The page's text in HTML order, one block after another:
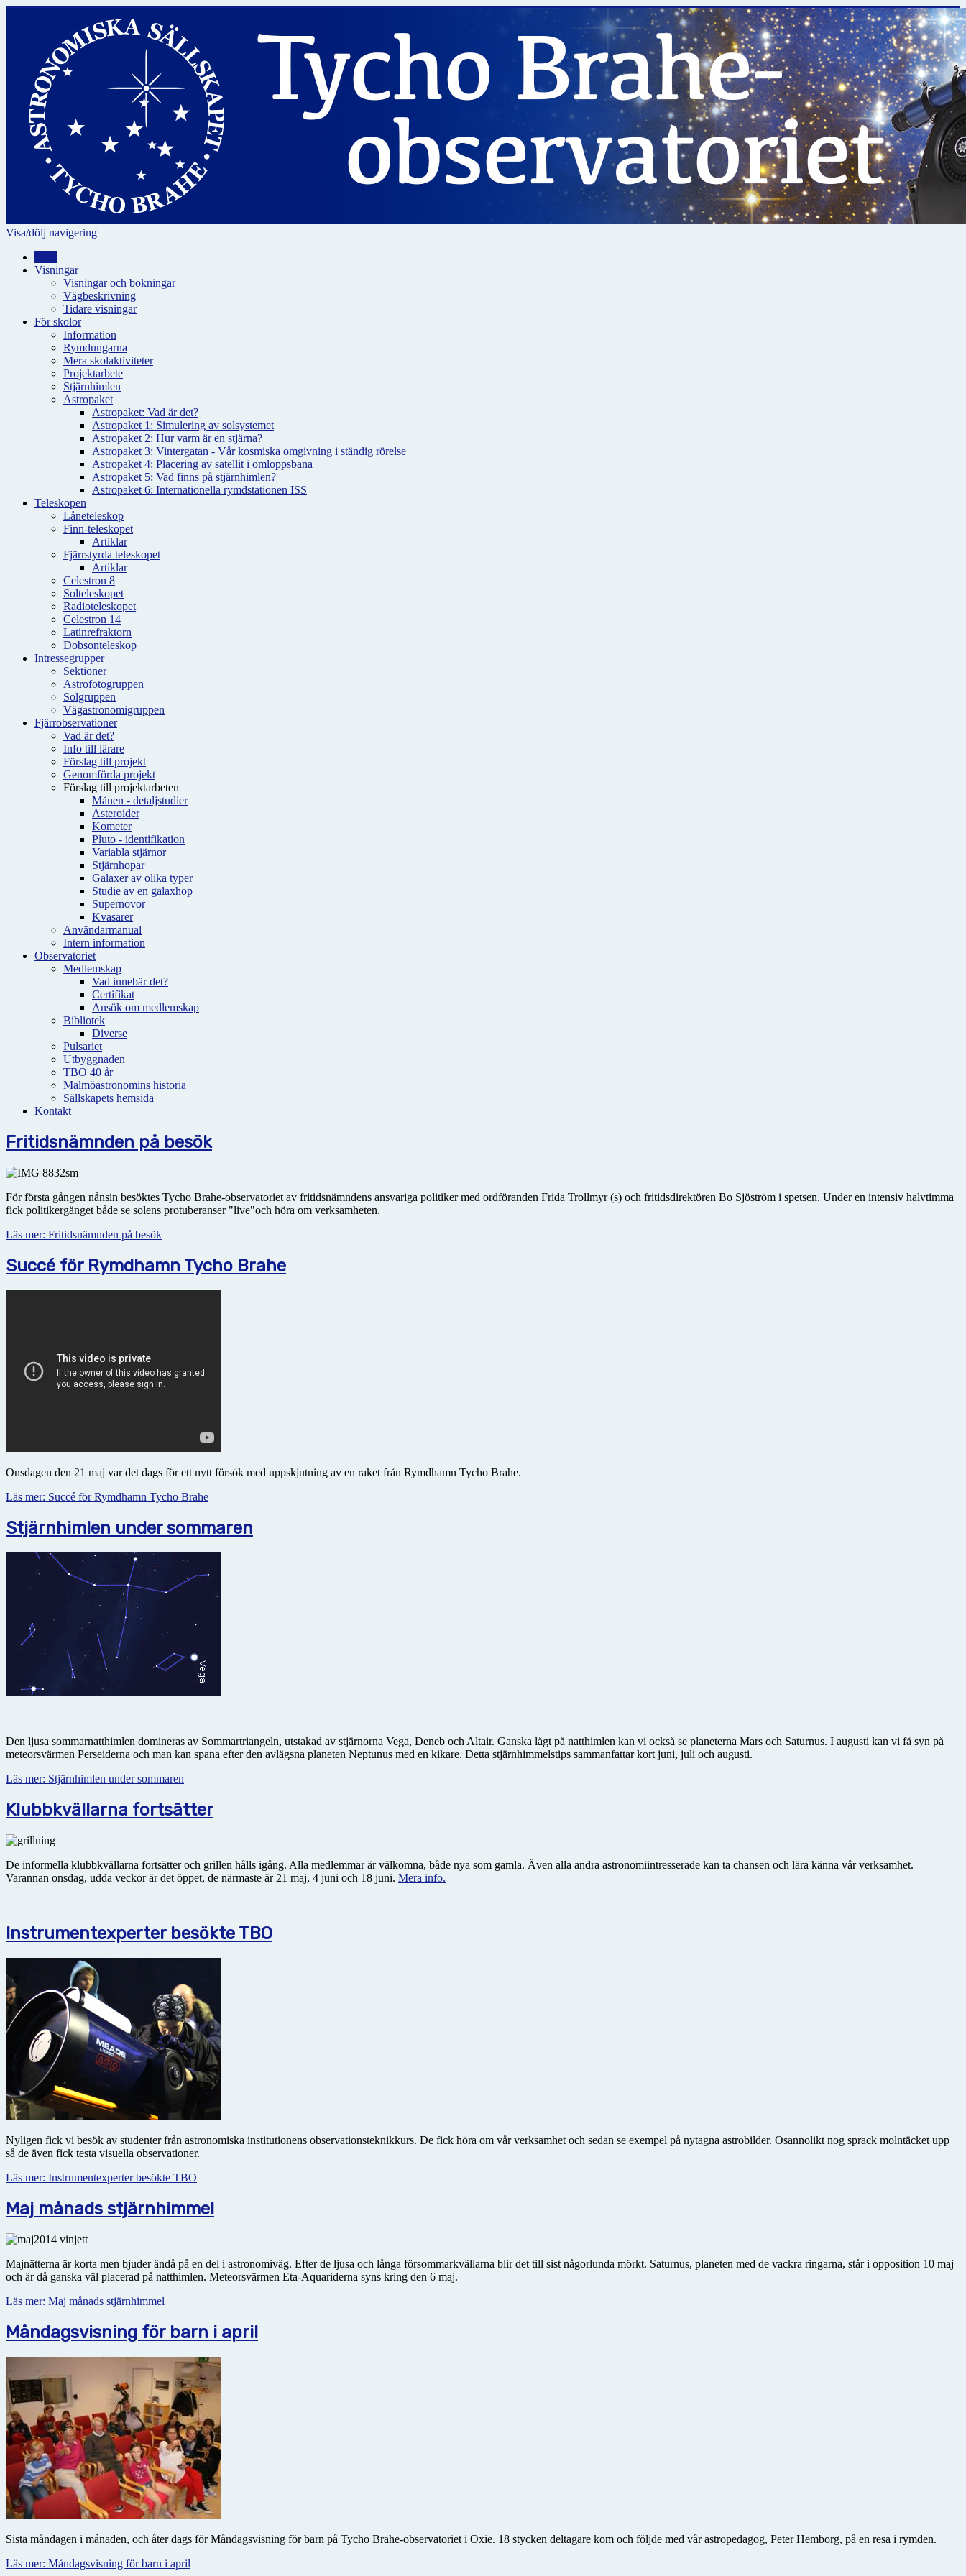
Visa/dölj navigering
Visningar
Visningar och bokningar
Vägbeskrivning
Tidare visningar
För skolor
Information
Rymdungarna
Mera skolaktiviteter
Projektarbete
Stjärnhimlen
Astropaket
Astropaket: Vad är det?
Astropaket 1: Simulering av solsystemet
Astropaket 2: Hur varm är en stjärna?
Astropaket 3: Vintergatan - Vår kosmiska omgivning i ständig rörelse
Astropaket 4: Placering av satellit i omloppsbana
Astropaket 5: Vad finns på stjärnhimlen?
Astropaket 6: Internationella rymdstationen ISS
Teleskopen
Låneteleskop
Finn-teleskopet
Artiklar
Fjärrstyrda teleskopet
Artiklar
Celestron 8
Solteleskopet
Radioteleskopet
Celestron 14
Latinrefraktorn
Dobsonteleskop
Intressegrupper
Sektioner
Astrofotogruppen
Solgruppen
Vägastronomigruppen
Fjärrobservationer
Vad är det?
Info till lärare
Förslag till projekt
Genomförda projekt
Förslag till projektarbeten
Månen - detaljstudier
Asteroider
Kometer
Pluto - identifikation
Variabla stjärnor
Stjärnhopar
Galaxer av olika typer
Studie av en galaxhop
Supernovor
Kvasarer
Användarmanual
Intern information
Observatoriet
Medlemskap
Vad innebär det?
Certifikat
Ansök om medlemskap
Bibliotek
Diverse
Pulsariet
Utbyggnaden
TBO 40 år
Malmöastronomins historia
Sällskapets hemsida
Kontakt
Fritidsnämnden på besök
För första gången nånsin besöktes Tycho Brahe-observatoriet av fritidsnämndens ansvariga politiker med ordföranden Frida Trollmyr (s) och fritidsdirektören Bo Sjöström i spetsen. Under en intensiv halvtimma
fick politikergänget både se solens protuberanser "live"och höra om verksamheten.
Läs mer: Fritidsnämnden på besök
Succé för Rymdhamn Tycho Brahe
Onsdagen den 21 maj var det dags för ett nytt försök med uppskjutning av en raket från Rymdhamn Tycho Brahe.
Läs mer: Succé för Rymdhamn Tycho Brahe
Stjärnhimlen under sommaren
Den ljusa sommarnatthimlen domineras av Sommartriangeln, utstakad av stjärnorna Vega, Deneb och Altair. Ganska lågt på natthimlen kan vi också se planeterna Mars och Saturnus. I augusti kan vi få syn på
meteorsvärmen Perseiderna och man kan spana efter den avlägsna planeten Neptunus med en kikare. Detta stjärnhimmelstips sammanfattar kort juni, juli och augusti.
Läs mer: Stjärnhimlen under sommaren
Klubbkvällarna fortsätter
De informella klubbkvällarna fortsätter och grillen hålls igång. Alla medlemmar är välkomna, både nya som gamla. Även alla andra astronomiintresserade kan ta chansen och lära känna vår verksamhet.
Varannan onsdag, udda veckor är det öppet, de närmaste är 21 maj, 4 juni och 18 juni. Mera info.
Instrumentexperter besökte TBO
Nyligen fick vi besök av studenter från astronomiska institutionens observationsteknikkurs. De fick höra om vår verksamhet och sedan se exempel på nytagna astrobilder. Osannolikt nog sprack molntäcket upp
så de även fick testa visuella observationer.
Läs mer: Instrumentexperter besökte TBO
Maj månads stjärnhimmel
Majnätterna är korta men bjuder ändå på en del i astronomiväg. Efter de ljusa och långa försommarkvällarna blir det till sist någorlunda mörkt. Saturnus, planeten med de vackra ringarna, står i opposition 10 maj
och är då ganska väl placerad på natthimlen. Meteorsvärmen Eta-Aquariderna syns kring den 6 maj.
Läs mer: Maj månads stjärnhimmel
Måndagsvisning för barn i april
Sista måndagen i månaden, och åter dags för Måndagsvisning för barn på Tycho Brahe-observatoriet i Oxie. 18 stycken deltagare kom och följde med vår astropedagog, Peter Hemborg, på en resa i rymden.
Läs mer: Måndagsvisning för barn i april